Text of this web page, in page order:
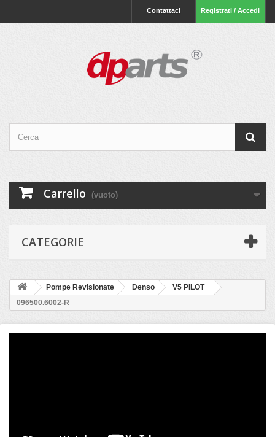
Registrati / Accedi
Contattaci
Carrello (vuoto)
CATEGORIE
Pompe Revisionate Denso
V5 PILOT
096500.6002-R